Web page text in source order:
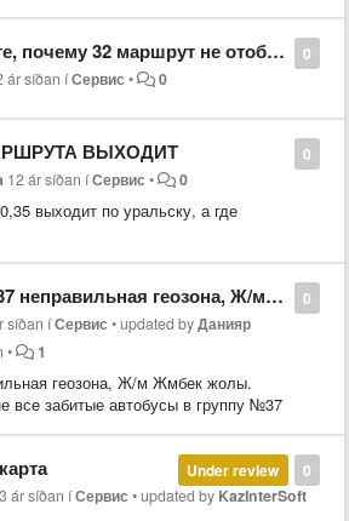
0
не отображается? все авьобусы показаны не на линии!!!
ár síðan íСервис • 0
0
ВЫХОДИТ
12 ár síðan íСервис • 0
выходит по уральску, а где
0
геозона, Ж/м Жмбек жолы.
síðan íСервис •updated byДанияр
• 1
геозона, Ж/м Жмбек жолы.
все забитые автобусы в группу №37
0
Under review
ár síðan íСервис •updated by KazInterSoft